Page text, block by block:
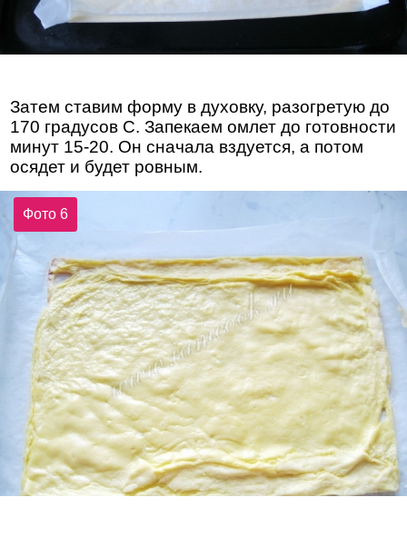
Затем ставим форму в духовку, разогретую до
170 градусов С. Запекаем омлет до готовности
минут 15-20. Он сначала вздуется, а потом
осядет и будет ровным.
Фото 6